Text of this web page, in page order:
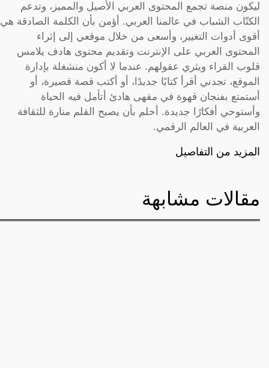
ليكون منصة تجمع المحتوى العربي الأصيل والمميز، وتدعم
الكتّاب الشباب في عالمنا العربي. أؤمن بأن الكلمة الصادقة هي
أقوى أدوات التغيير، وأسعى من خلال موقعي إلى إثراء
المحتوى العربي على الإنترنت وتقديم محتوى هادف يلامس
قلوب القراء ويثري عقولهم. عندما لا أكون منشغلة بإدارة
الموقع، تجدني أقرأ كتابًا جديدًا، أو أكتب قصة قصيرة، أو
أستمتع بفنجان قهوة في مقهى هادئ أتأمل فيه الحياة
وأستوحي أفكارًا جديدة. أحلم بأن يصبح القلم منارة للثقافة
العربية في العالم الرقمي.
المزيد من التفاصيل
مقالات مشابهة